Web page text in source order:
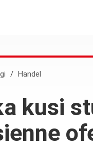
/ Handel
kusi